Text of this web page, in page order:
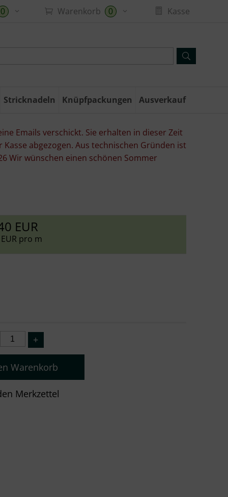
0 Warenkorb 0 Kasse
Stricknadeln Knüpfpackungen Ausverkauf
Emails verschickt. Sie erhalten in dieser Zeit
abgezogen. Aus technischen Gründen ist
Wir wünschen einen schönen Sommer
EUR
pro m
Warenkorb